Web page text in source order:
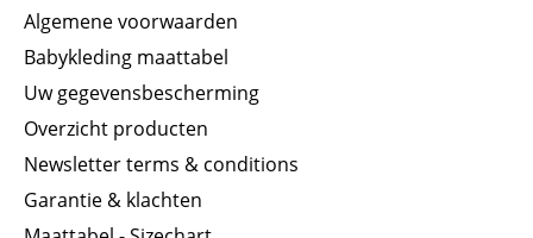
Algemene voorwaarden
Babykleding maattabel
Uw gegevensbescherming
Overzicht producten
Newsletter terms & conditions
Garantie & klachten